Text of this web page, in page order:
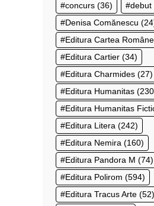
concurs (36) debut
Denisa Comănescu
Editura Cartea
Editura Cartier (34)
Editura Charmides (27)
Editura Humanitas
Editura Humanitas
Editura Litera (242)
Editura Nemira (160)
Editura Pandora M (74)
Editura Polirom (594)
Editura Tracus Arte (52)